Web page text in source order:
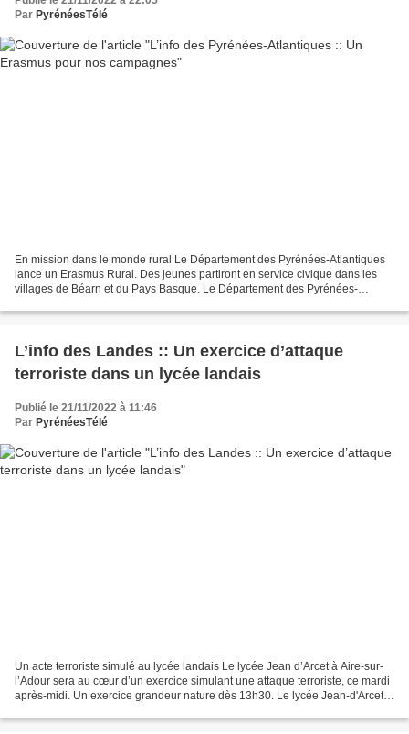
Par PyrénéesTélé
En mission dans le monde rural Le Département des Pyrénées-Atlantiques
lance un Erasmus Rural. Des jeunes partiront en service civique dans les
villages de Béarn et du Pays Basque. Le Département des Pyrénées-
L’info des Landes :: Un exercice d’attaque
terroriste dans un lycée landais
Publié le 21/11/2022 à 11:46
Par PyrénéesTélé
Un acte terroriste simulé au lycée landais Le lycée Jean d’Arcet à Aire-sur-
l’Adour sera au cœur d’un exercice simulant une attaque terroriste, ce mardi
après-midi. Un exercice grandeur nature dès 13h30. Le lycée Jean-d'Arcet à